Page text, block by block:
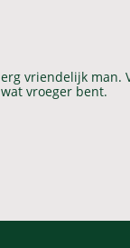
vriendelijk man.
vroeger bent.